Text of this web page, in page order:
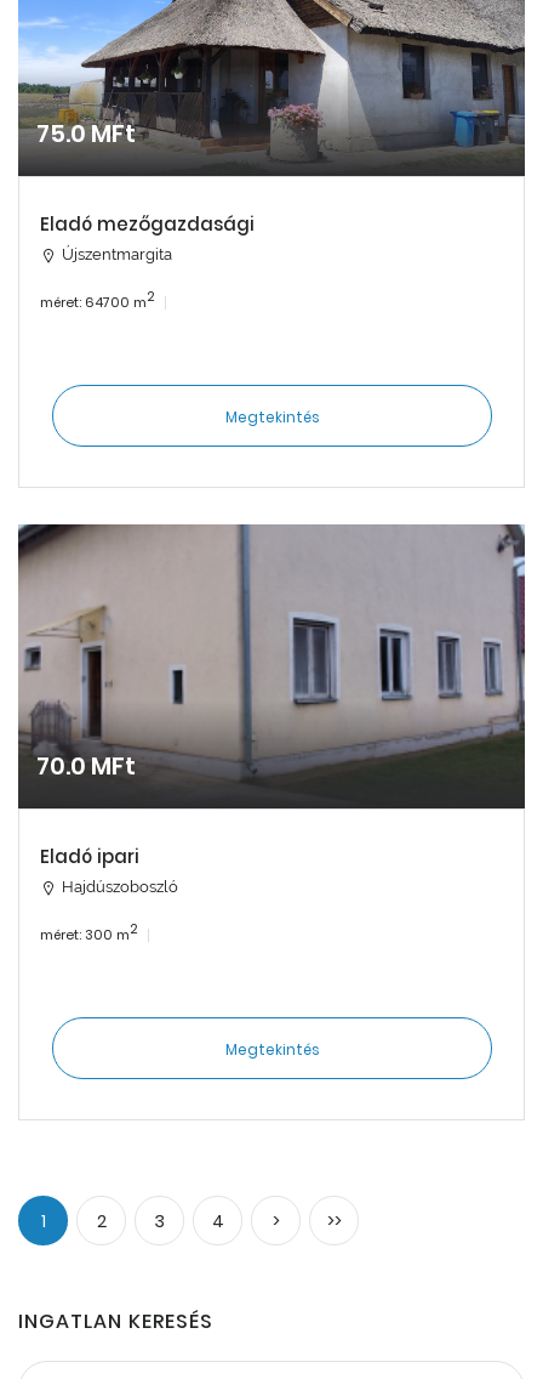
75.0 MFt
Eladó mezőgazdasági
Újszentmargita
méret: 64700 m2
Megtekintés
70.0 MFt
Eladó ipari
Hajdúszoboszló
méret: 300 m2
Megtekintés
1 2 3 4 > >>
INGATLAN KERESÉS